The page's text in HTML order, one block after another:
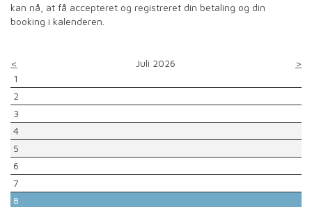
kan nå, at få accepteret og registreret din betaling og din
booking i kalenderen.
< Juli 2026
>
1
2
3
4
5
6
7
8